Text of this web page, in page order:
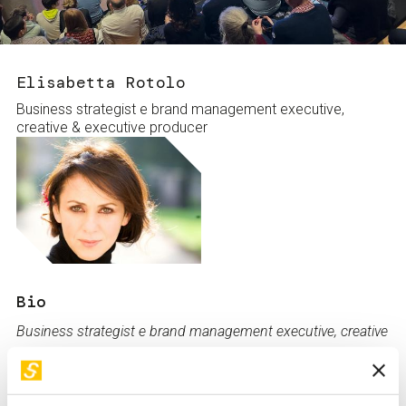
Servizi e accessibilità
Contatti
Biglietti
Elisabetta Rotolo
Business strategist e brand management executive,
creative & executive producer
Bio
Business strategist e brand management executive, creative
keynote speaker, con un'esperienza internazionale in XR,
spatial computing, mondi virtuali, arte immersiva e